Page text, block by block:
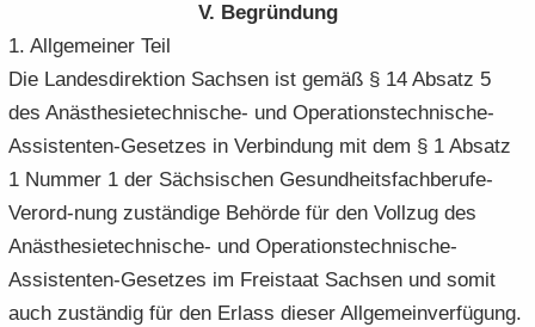
V. Be­grün­dung
1. All­ge­mei­ner Teil
Die Lan­des­di­rek­ti­on Sach­sen ist gemäß § 14 Ab­satz 5
des Anästhesietechnische-​ und Operationstechnische-​
Assistenten-Gesetzes in Ver­bin­dung mit dem § 1 Ab­satz
1 Num­mer 1 der Säch­si­schen Gesundheitsfachberufe-​
Verord-nung zu­stän­di­ge Be­hör­de für den Voll­zug des
Anästhesietechnische-​ und Operationstechnische-​
Assistenten-Gesetzes im Frei­staat Sach­sen und somit
auch zu­stän­dig für den Er­lass die­ser All­ge­mein­ver­fü­gung.